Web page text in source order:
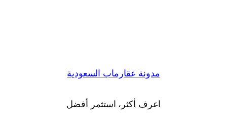
مدونة عقارماب السعودية
اعرف أكثر، استثمر أفضل